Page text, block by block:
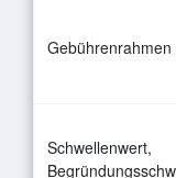
Gebührenrahmen
Schwellenwert,